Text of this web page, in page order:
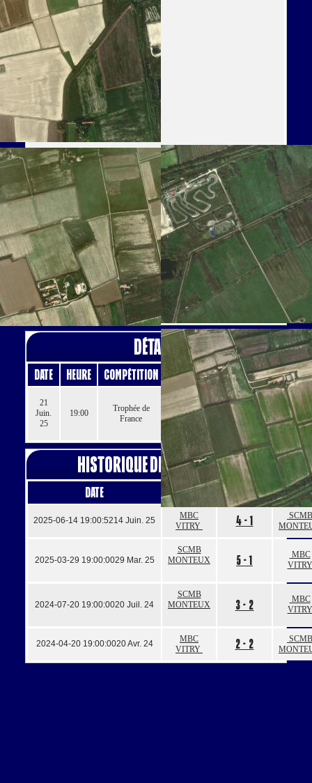
Officiels
Détails
Historique des résultats
Officiels
Arbitre Officiel
COLOMBO Stéphan
THUY David
Détails
Date Heure Compétition Saison Journée
21
Juin.
25
19:00
Trophée de
France
2025
1/2 Finale
Challenge Maurice
SABOURIN -
Retour
Historique des résultats
Date Domicile Résultats
2025-06-14 19:00:5214 Juin. 25
MBC
VITRY
4 - 1
SCMB
2025-03-29 19:00:0029 Mar. 25
SCMB
MONTEUX
5 - 1
MBC
VITRY
2024-07-20 19:00:0020 Juil. 24
SCMB
MONTEUX
3 - 2
MBC
VITRY
2024-04-20 19:00:0020 Avr. 24
MBC
VITRY
2 - 2
SCMB